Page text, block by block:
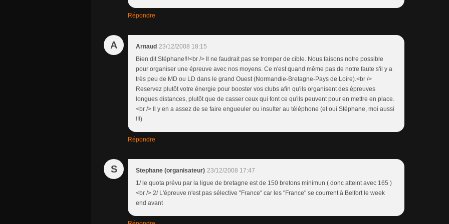
Répondre
A Arnaud 23/12/2008 18:15
Bien dit Stéphane!!!<br /> Il ne faudrait pas se tromper de cible. Nous faisons notre possible
pour organiser une épreuve avec nos moyens. Ce n'est quand même pas de notre faute s'il y a
très peu de MD ou LD dans le grand Ouest (Normandie-Bretagne-Pays de Loire).<br />
Reservez plutôt votre énergie pour booster vos clubs afin qu'ils organisent des épreuves
longues distances, plutôt que de casser ceux qui font ce qu'ils peuvent pour en mettre en place.
<br /> Il y en a assez de se faire engueuler ou insulter au téléphone (et oui Stéphane, moi aussi
!!!)
Répondre
S Stephane (organisateur) 23/12/2008 17:47
1/ le quota prévu par la ligue de bretagne est de 150 bretons minimun ( donc atteint avec 165 )
<br /> 2/ L'épreuve n'est pas sélective "France" car les "France" se courrent à Belfort le week
end avant